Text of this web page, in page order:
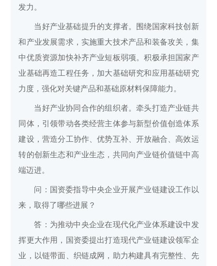
发力。
当好产业基础提升的支撑者。围绕国家科技创新
和产业发展需求，实施重大技术产品和装备攻关，集
中优质资源加快补齐产业短板弱项。积极承担国家产
业基础再造工程任务，加大基础研究和应用基础研究
力度，强化对关键产品和基础原材料保障能力。
当好产业协同合作的组织者。牵头打造产业链共
同体，引领带动各类经营主体参与新型价值创造体系
建设，营造分工协作、优势互补、开放融合、高效运
转的创新生态和产业生态，共同向产业链价值链中高
端迈进。
问：国资委指导中央企业开展产业链建设工作以
来，取得了哪些进展？
答：为推动中央企业在现代化产业体系建设中发
挥更大作用，国资委提出打造现代产业链建设领军企
业，以链带面、织链成网，助力构建具有完整性、先